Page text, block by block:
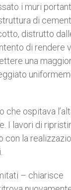
i muri
di
distrutto
di rendere
una
che ospitava
I lavori di
la
– chiarisce